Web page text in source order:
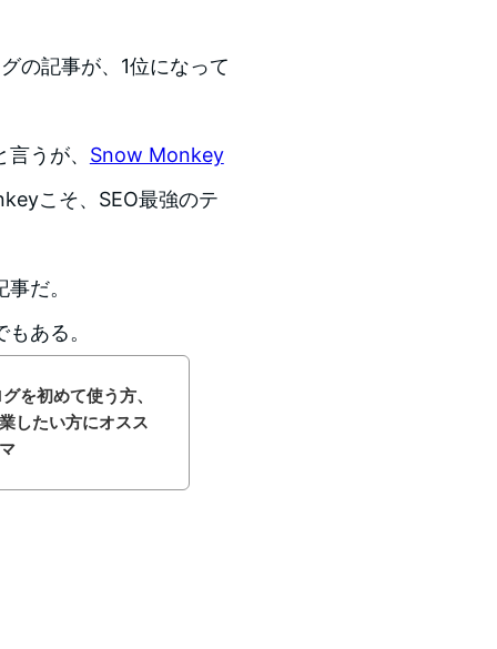
の記事が、1位になって
うが、 Snow Monkey
こそ、SEO最強のテ
だ。
ある。
を初めて使う方、
したい方にオスス